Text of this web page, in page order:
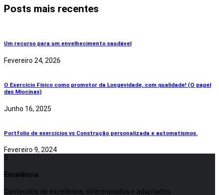
Posts mais recentes
Um recurso para um envelhecimento saudável
Fevereiro 24, 2026
O Exercício Físico como promotor da Longevidade, com qualidade! (O papel
das Miocinas)
Junho 16, 2025
Portfolio de exercícios vs Construção personalizada e automatismos.
Fevereiro 9, 2024
Excelência
Conteúdos de excelência, diferenciados e adaptados